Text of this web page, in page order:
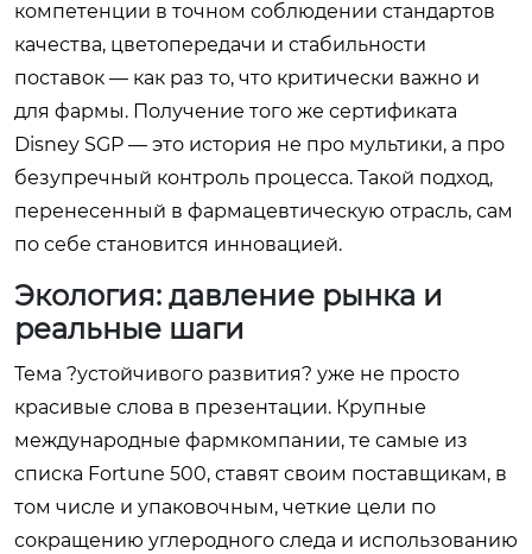
компетенции в точном соблюдении стандартов
качества, цветопередачи и стабильности
поставок — как раз то, что критически важно и
для фармы. Получение того же сертификата
Disney SGP — это история не про мультики, а про
безупречный контроль процесса. Такой подход,
перенесенный в фармацевтическую отрасль, сам
по себе становится инновацией.
Экология: давление рынка и
реальные шаги
Тема ?устойчивого развития? уже не просто
красивые слова в презентации. Крупные
международные фармкомпании, те самые из
списка Fortune 500, ставят своим поставщикам, в
том числе и упаковочным, четкие цели по
сокращению углеродного следа и использованию